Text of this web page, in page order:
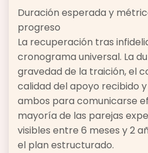
Duración esperada y
progreso
La recuperación tras
cronograma universal. La
gravedad de la traición, el
calidad del apoyo recibido
ambos para comunicarse
mayoría de las parejas
visibles entre 6 meses y 2
el plan estructurado.